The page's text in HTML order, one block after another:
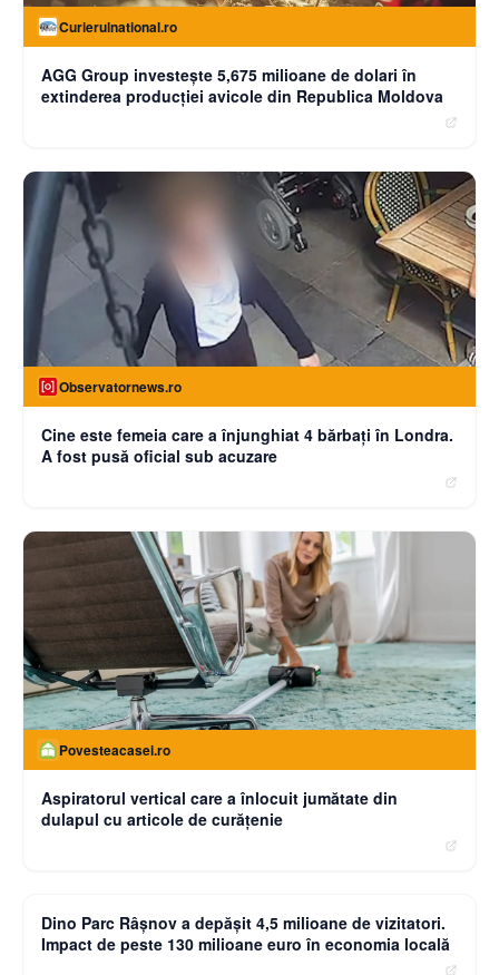
Curierulnational.ro
AGG Group investește 5,675 milioane de dolari în
extinderea producției avicole din Republica Moldova
Observatornews.ro
Cine este femeia care a înjunghiat 4 bărbați în Londra.
A fost pusă oficial sub acuzare
Povesteacasei.ro
Aspiratorul vertical care a înlocuit jumătate din
dulapul cu articole de curățenie
Dino Parc Râșnov a depășit 4,5 milioane de vizitatori.
Impact de peste 130 milioane euro în economia locală